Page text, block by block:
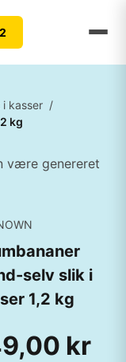
kasser /
kg
være genereret
selv slik i
1,2 kg
kr